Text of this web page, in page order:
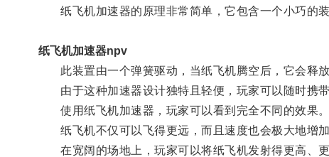
纸飞机加速器的原理非常简单，它包含一个小巧的装
纸飞机加速器npv
此装置由一个弹簧驱动，当纸飞机腾空后，它会释放
由于这种加速器设计独特且轻便，玩家可以随时携带
使用纸飞机加速器，玩家可以看到完全不同的效果。
纸飞机不仅可以飞得更远，而且速度也会极大地增加
在宽阔的场地上，玩家可以将纸飞机发射得更高、